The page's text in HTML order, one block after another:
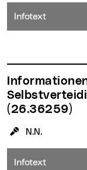
Infotext
(26.36259)
KursleiterIn:
N.N.
Infotext